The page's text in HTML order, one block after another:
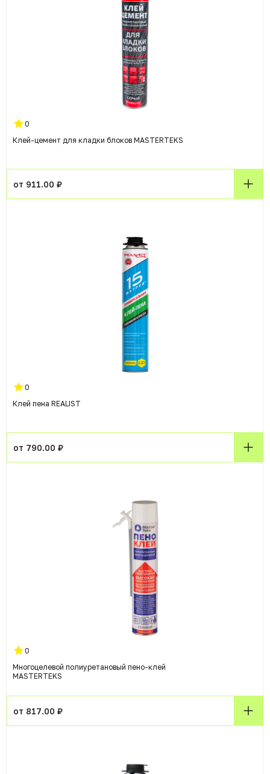
0
Клей-цемент для кладки блоков MASTERTEKS
от 911.00 ₽
0
Клей пена REALIST
от 790.00 ₽
0
Многоцелевой полиуретановый пено-клей
MASTERTEKS
от 817.00 ₽